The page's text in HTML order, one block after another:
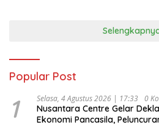
Popular Post
1 Selasa, 4 Agustus 2026 | 17:33 0
Nusantara Centre Gelar
Ekonomi Pancasila,